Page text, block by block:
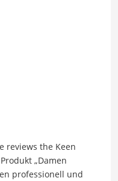
reviews the Keen
„Damen
professionell und